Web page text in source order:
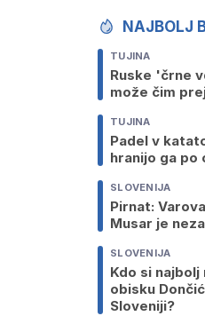
NAJBOLJ
TUJINA
Ruske 'črne
može čim
TUJINA
Padel v
hranijo ga po
SLOVENIJA
Pirnat:
Musar je
SLOVENIJA
Kdo si
obisku
Sloveniji?